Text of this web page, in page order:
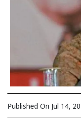
Published On Jul 14,